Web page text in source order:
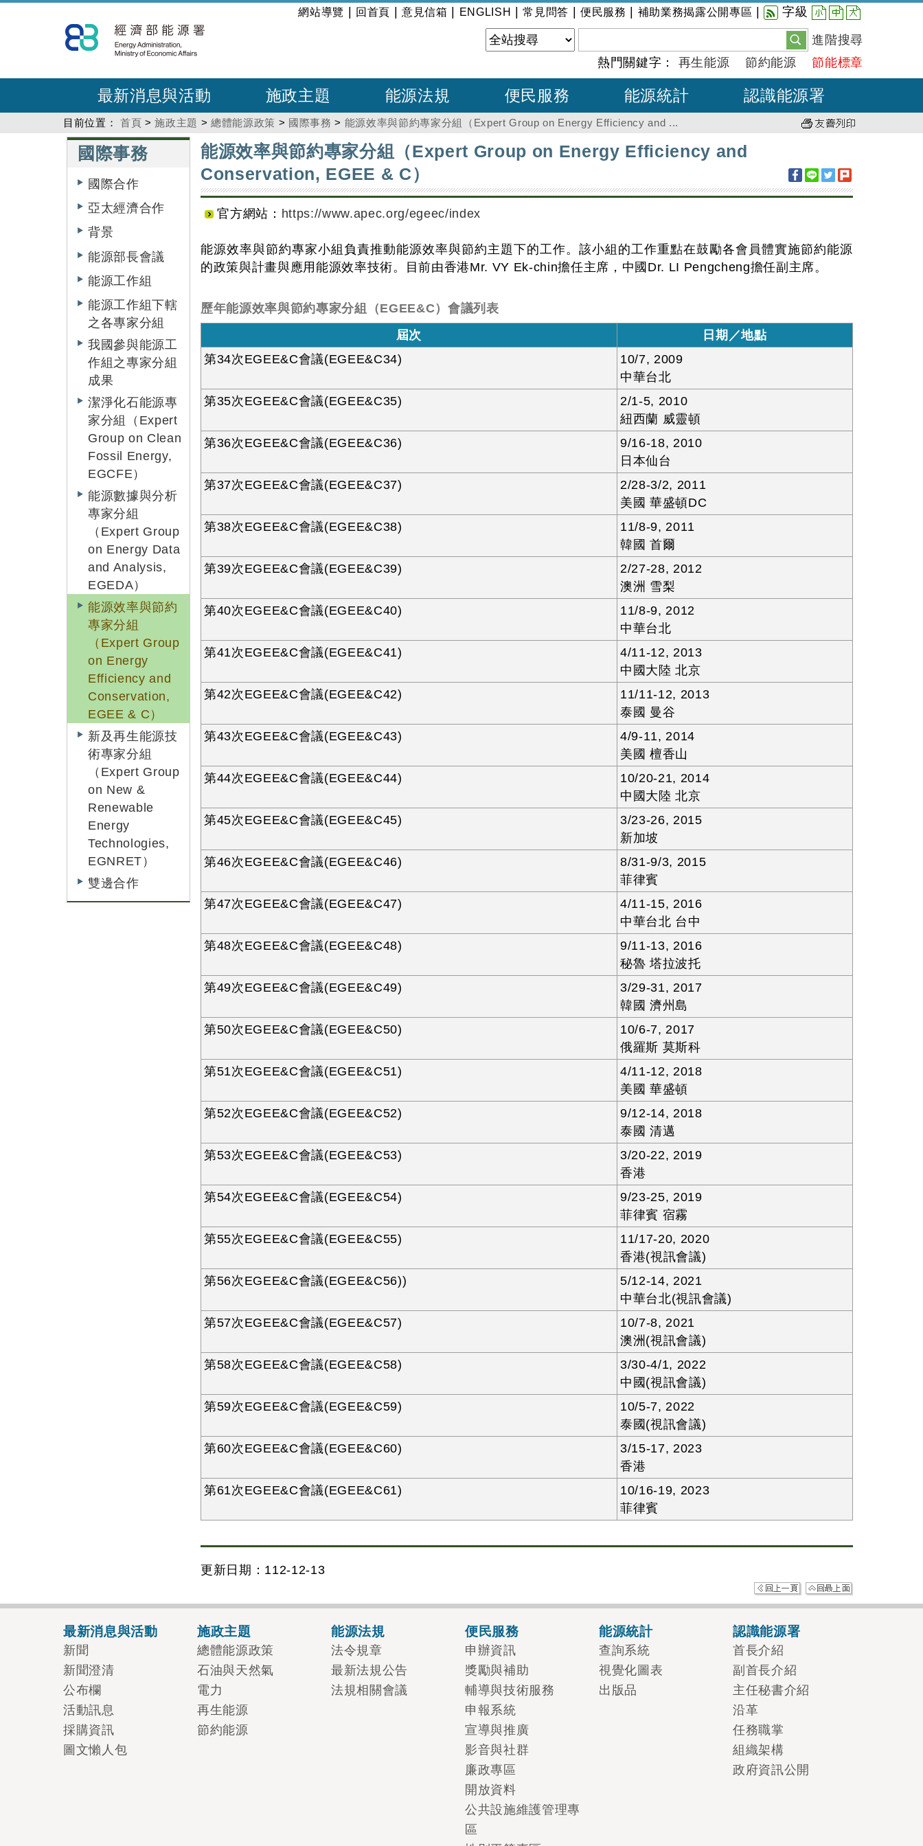
到
主
內
:::
網站導覽 回首頁 意見信箱 ENGLISH |常見問答 便民服務 補助業務揭露公開專區 字級 小 中 大
進階搜尋
熱門關鍵字： 再生能源 節約能源 節能標章
最新消息與活動 施政主題 能源法規 便民服務 能源統計 認識能源署
目前位置： 首頁 >施政主題 >總體能源政策 > 國際事務 > 能源效率與節約專家分組（Expert Group on Energy Efficiency and ...
國際事務
國際合作
亞太經濟合作
背景
能源部長會議
能源工作組
能源工作組下轄
之各專家分組
我國參與能源工
作組之專家分組
成果
潔淨化石能源專
家分組（Expert
Group on Clean
Fossil Energy,
EGCFE）
能源數據與分析
專家分組
（Expert Group
on Energy Data
and Analysis,
EGEDA）
能源效率與節約
專家分組
（Expert Group
on Energy
Efficiency and
Conservation,
EGEE & C）
新及再生能源技
術專家分組
（Expert Group
on New &
Renewable
Energy
Technologies,
EGNRET）
雙邊合作
:::
能源效率與節約專家分組（Expert Group on Energy Efficiency and
Conservation, EGEE & C）
官方網站： https://www.apec.org/egeec/index
能源效率與節約專家小組負責推動能源效率與節約主題下的工作。該小組的工作重點在鼓勵各會員體實施節約能源
的政策與計畫與應用能源效率技術。目前由香港Mr. VY Ek-chin擔任主席，中國Dr. LI Pengcheng擔任副主席。
歷年能源效率與節約專家分組（EGEE&C）會議列表
屆次
日期／地點
第34次EGEE&C會議(EGEE&C34)
10/7, 2009
中華台北
第35次EGEE&C會議(EGEE&C35)
2/1-5, 2010
紐西蘭 威靈頓
第36次EGEE&C會議(EGEE&C36)
9/16-18, 2010
日本仙台
第37次EGEE&C會議(EGEE&C37)
2/28-3/2, 2011
美國 華盛頓DC
第38次EGEE&C會議(EGEE&C38)
11/8-9, 2011
韓國 首爾
第39次EGEE&C會議(EGEE&C39)
2/27-28, 2012
澳洲 雪梨
第40次EGEE&C會議(EGEE&C40)
11/8-9, 2012
中華台北
第41次EGEE&C會議(EGEE&C41)
4/11-12, 2013
中國大陸 北京
第42次EGEE&C會議(EGEE&C42)
11/11-12, 2013
泰國 曼谷
第43次EGEE&C會議(EGEE&C43)
4/9-11, 2014
美國 檀香山
第44次EGEE&C會議(EGEE&C44)
10/20-21, 2014
中國大陸 北京
第45次EGEE&C會議(EGEE&C45)
3/23-26, 2015
新加坡
第46次EGEE&C會議(EGEE&C46)
8/31-9/3, 2015
菲律賓
第47次EGEE&C會議(EGEE&C47)
4/11-15, 2016
中華台北 台中
第48次EGEE&C會議(EGEE&C48)
9/11-13, 2016
秘魯 塔拉波托
第49次EGEE&C會議(EGEE&C49)
3/29-31, 2017
韓國 濟州島
第50次EGEE&C會議(EGEE&C50)
10/6-7, 2017
俄羅斯 莫斯科
第51次EGEE&C會議(EGEE&C51)
4/11-12, 2018
美國 華盛頓
第52次EGEE&C會議(EGEE&C52)
9/12-14, 2018
泰國 清邁
第53次EGEE&C會議(EGEE&C53)
3/20-22, 2019
香港
第54次EGEE&C會議(EGEE&C54)
9/23-25, 2019
菲律賓 宿霧
第55次EGEE&C會議(EGEE&C55)
11/17-20, 2020
香港(視訊會議)
第56次EGEE&C會議(EGEE&C56))
5/12-14, 2021
中華台北(視訊會議)
第57次EGEE&C會議(EGEE&C57)
10/7-8, 2021
澳洲(視訊會議)
第58次EGEE&C會議(EGEE&C58)
3/30-4/1, 2022
中國(視訊會議)
第59次EGEE&C會議(EGEE&C59)
10/5-7, 2022
泰國(視訊會議)
第60次EGEE&C會議(EGEE&C60)
3/15-17, 2023
香港
第61次EGEE&C會議(EGEE&C61)
10/16-19, 2023
菲律賓
更新日期：112-12-13
最新消息與活動
新聞
新聞澄清
公布欄
活動訊息
採購資訊
圖文懶人包
施政主題
總體能源政策
石油與天然氣
電力
再生能源
節約能源
能源法規
法令規章
最新法規公告
法規相關會議
便民服務
申辦資訊
獎勵與補助
輔導與技術服務
申報系統
宣導與推廣
影音與社群
廉政專區
開放資料
公共設施維護管理專
區
能源統計
查詢系統
視覺化圖表
出版品
認識能源署
首長介紹
副首長介紹
主任秘書介紹
沿革
任務職掌
組織架構
政府資訊公開